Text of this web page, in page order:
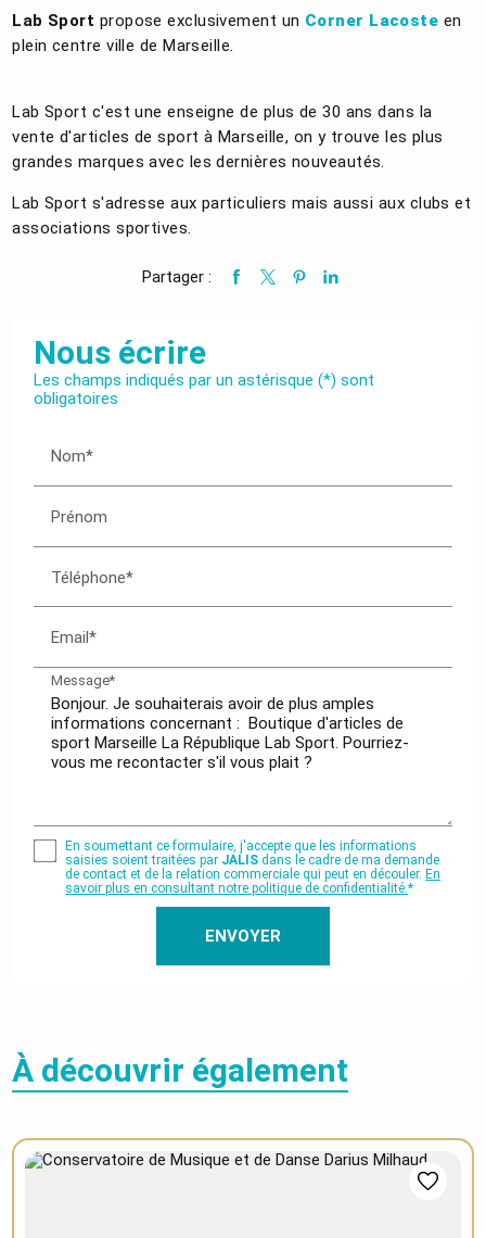
Lab Sport propose exclusivement un Corner Lacoste en
plein centre ville de Marseille.
Lab Sport c'est une enseigne de plus de 30 ans dans la
vente d'articles de sport à Marseille, on y trouve les plus
grandes marques avec les dernières nouveautés.
Lab Sport s'adresse aux particuliers mais aussi aux clubs et
associations sportives.
Partager :
Nous écrire
Les champs indiqués par un astérisque (*) sont
obligatoires
Nom*
Prénom
Téléphone*
Email*
Message*
En soumettant ce formulaire, j'accepte que les informations
saisies soient traitées par JALIS dans le cadre de ma demande
de contact et de la relation commerciale qui peut en découler. En
savoir plus en consultant notre politique de confidentialité.*
À découvrir également